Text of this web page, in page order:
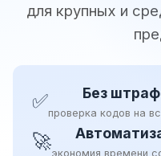
для крупных и
✅ Без
проверка кодов на
🚀экономия времени